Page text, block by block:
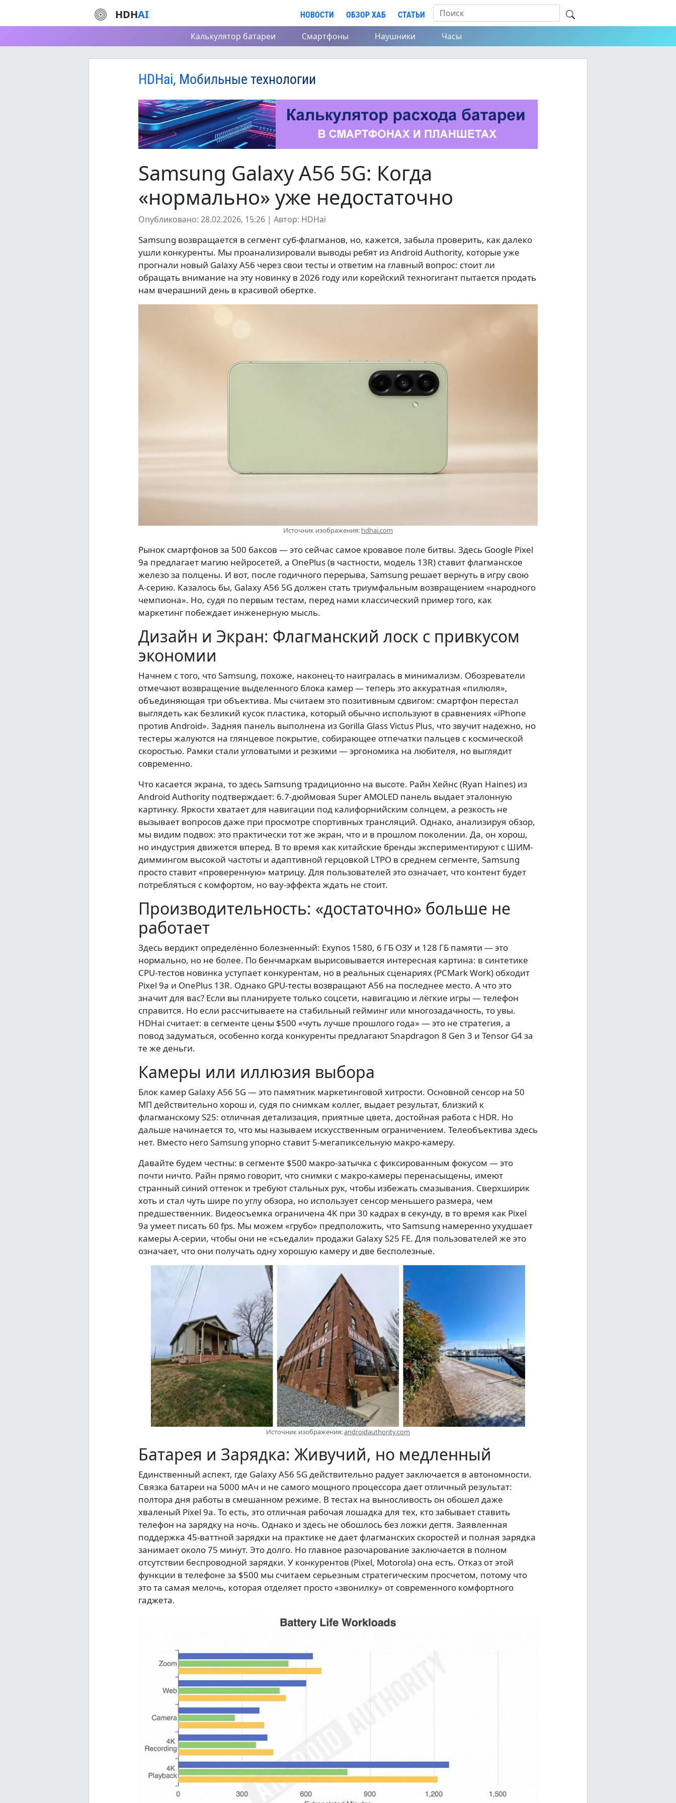
HDHAI НОВОСТИ ОБЗОР ХАБ СТАТЬИ
Калькулятор батареи Смартфоны Наушники Часы
HDHai, Мобильные технологии
Samsung Galaxy A56 5G: Когда
«нормально» уже недостаточно
Опубликовано: 28.02.2026, 15:26 | Автор: HDHai
Samsung возвращается в сегмент суб-флагманов, но, кажется, забыла проверить, как далеко
ушли конкуренты. Мы проанализировали выводы ребят из Android Authority, которые уже
прогнали новый Galaxy A56 через свои тесты и ответим на главный вопрос: стоит ли
обращать внимание на эту новинку в 2026 году или корейский техногигант пытается продать
нам вчерашний день в красивой обертке.
Источник изображения: hdhai.com
Рынок смартфонов за 500 баксов — это сейчас самое кровавое поле битвы. Здесь Google Pixel
9a предлагает магию нейросетей, а OnePlus (в частности, модель 13R) ставит флагманское
железо за полцены. И вот, после годичного перерыва, Samsung решает вернуть в игру свою
А-серию. Казалось бы, Galaxy A56 5G должен стать триумфальным возвращением «народного
чемпиона». Но, судя по первым тестам, перед нами классический пример того, как
маркетинг побеждает инженерную мысль.
Дизайн и Экран: Флагманский лоск с привкусом
экономии
Начнем с того, что Samsung, похоже, наконец-то наигралась в минимализм. Обозреватели
отмечают возвращение выделенного блока камер — теперь это аккуратная «пилюля»,
объединяющая три объектива. Мы считаем это позитивным сдвигом: смартфон перестал
выглядеть как безликий кусок пластика, который обычно используют в сравнениях «iPhone
против Android». Задняя панель выполнена из Gorilla Glass Victus Plus, что звучит надежно, но
тестеры жалуются на глянцевое покрытие, собирающее отпечатки пальцев с космической
скоростью. Рамки стали угловатыми и резкими — эргономика на любителя, но выглядит
современно.
Что касается экрана, то здесь Samsung традиционно на высоте. Райн Хейнс (Ryan Haines) из
Android Authority подтверждает: 6.7-дюймовая Super AMOLED панель выдает эталонную
картинку. Яркости хватает для навигации под калифорнийским солнцем, а резкость не
вызывает вопросов даже при просмотре спортивных трансляций. Однако, анализируя обзор,
мы видим подвох: это практически тот же экран, что и в прошлом поколении. Да, он хорош,
но индустрия движется вперед. В то время как китайские бренды экспериментируют с ШИМ-
диммингом высокой частоты и адаптивной герцовкой LTPO в среднем сегменте, Samsung
просто ставит «проверенную» матрицу. Для пользователей это означает, что контент будет
потребляться с комфортом, но вау-эффекта ждать не стоит.
Производительность: «достаточно» больше не
работает
Здесь вердикт определённо болезненный: Exynos 1580, 6 ГБ ОЗУ и 128 ГБ памяти — это
нормально, но не более. По бенчмаркам вырисовывается интересная картина: в синтетике
CPU-тестов новинка уступает конкурентам, но в реальных сценариях (PCMark Work) обходит
Pixel 9a и OnePlus 13R. Однако GPU-тесты возвращают A56 на последнее место. А что это
значит для вас? Если вы планируете только соцсети, навигацию и лёгкие игры — телефон
справится. Но если рассчитываете на стабильный гейминг или многозадачность, то увы.
HDHai считает: в сегменте цены $500 «чуть лучше прошлого года» — это не стратегия, а
повод задуматься, особенно когда конкуренты предлагают Snapdragon 8 Gen 3 и Tensor G4 за
те же деньги.
Камеры или иллюзия выбора
Блок камер Galaxy A56 5G — это памятник маркетинговой хитрости. Основной сенсор на 50
МП действительно хорош и, судя по снимкам коллег, выдает результат, близкий к
флагманскому S25: отличная детализация, приятные цвета, достойная работа с HDR. Но
дальше начинается то, что мы называем искусственным ограничением. Телеобъектива здесь
нет. Вместо него Samsung упорно ставит 5-мегапиксельную макро-камеру.
Давайте будем честны: в сегменте $500 макро-затычка с фиксированным фокусом — это
почти ничто. Райн прямо говорит, что снимки с макро-камеры перенасыщены, имеют
странный синий оттенок и требуют стальных рук, чтобы избежать смазывания. Сверхширик
хоть и стал чуть шире по углу обзора, но использует сенсор меньшего размера, чем
предшественник. Видеосъемка ограничена 4K при 30 кадрах в секунду, в то время как Pixel
9a умеет писать 60 fps. Мы можем «грубо» предположить, что Samsung намеренно ухудшает
камеры А-серии, чтобы они не «съедали» продажи Galaxy S25 FE. Для пользователей же это
означает, что они получать одну хорошую камеру и две бесполезные.
Источник изображения:androidauthority.com
Батарея и Зарядка: Живучий, но медленный
Единственный аспект, где Galaxy A56 5G действительно радует заключается в автономности.
Связка батареи на 5000 мАч и не самого мощного процессора дает отличный результат:
полтора дня работы в смешанном режиме. В тестах на выносливость он обошел даже
хваленый Pixel 9a. То есть, это отличная рабочая лошадка для тех, кто забывает ставить
телефон на зарядку на ночь. Однако и здесь не обошлось без ложки дегтя. Заявленная
поддержка 45-ваттной зарядки на практике не дает флагманских скоростей и полная зарядка
занимает около 75 минут. Это долго. Но главное разочарование заключается в полном
отсутствии беспроводной зарядки. У конкурентов (Pixel, Motorola) она есть. Отказ от этой
функции в телефоне за $500 мы считаем серьезным стратегическим просчетом, потому что
это та самая мелочь, которая отделяет просто «звонилку» от современного комфортного
гаджета.